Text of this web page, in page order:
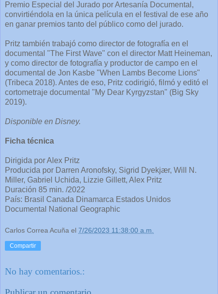
Premio Especial del Jurado por Artesanía Documental,
convirtiéndola en la única película en el festival de ese año
en ganar premios tanto del público como del jurado.
Pritz también trabajó como director de fotografía en el
documental "The First Wave" con el director Matt Heineman,
y como director de fotografía y productor de campo en el
documental de Jon Kasbe "When Lambs Become Lions"
(Tribeca 2018). Antes de eso, Pritz codirigió, filmó y editó el
cortometraje documental "My Dear Kyrgyzstan" (Big Sky
2019).
Disponible en Disney.
Ficha técnica
Dirigida por Alex Pritz
Producida por Darren Aronofsky, Sigrid Dyekjær, Will N.
Miller, Gabriel Uchida, Lizzie Gillett, Alex Pritz
Duración 85 min. /2022
País: Brasil Canada Dinamarca Estados Unidos
Documental National Geographic
Carlos Correa Acuña el 7/26/2023 11:38:00 a.m.
Compartir
No hay comentarios.: